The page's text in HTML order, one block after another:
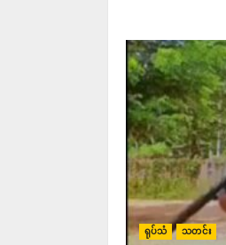
ရုပ်သံ သတင်း